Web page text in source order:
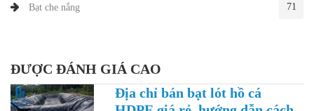
Bạt che nắng 71
ĐƯỢC ĐÁNH GIÁ CAO
Địa chỉ bán bạt lót hồ cá